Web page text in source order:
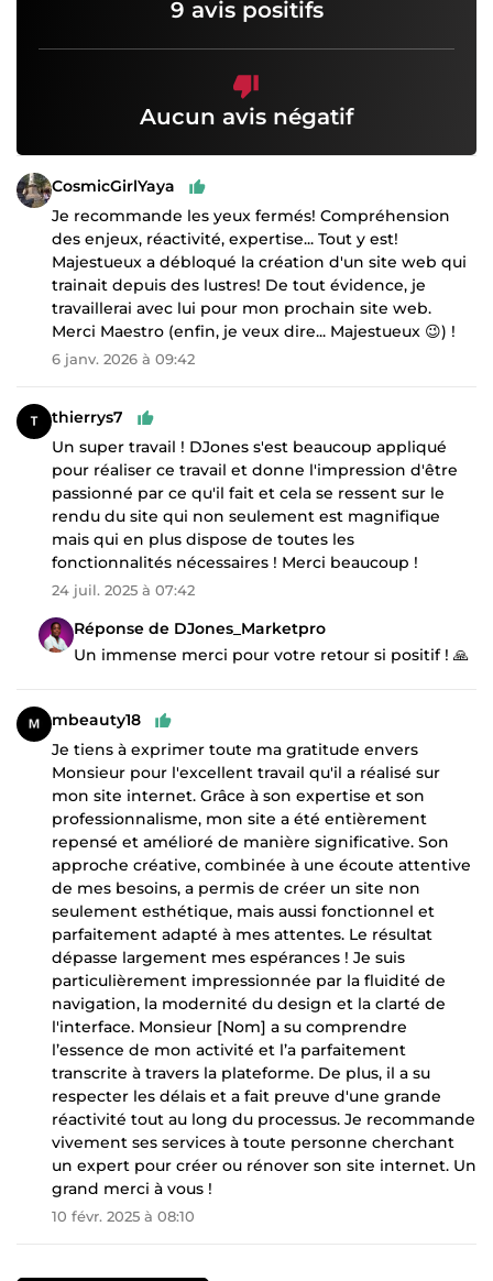
9 avis positifs
Aucun avis négatif
CosmicGirlYaya
Je recommande les yeux fermés! Compréhension
des enjeux, réactivité, expertise... Tout y est!
Majestueux a débloqué la création d'un site web qui
trainait depuis des lustres! De tout évidence, je
travaillerai avec lui pour mon prochain site web.
Merci Maestro (enfin, je veux dire... Majestueux 😉) !
6 janv. 2026 à 09:42
thierrys7
Un super travail ! DJones s'est beaucoup appliqué
pour réaliser ce travail et donne l'impression d'être
passionné par ce qu'il fait et cela se ressent sur le
rendu du site qui non seulement est magnifique
mais qui en plus dispose de toutes les
fonctionnalités nécessaires ! Merci beaucoup !
24 juil. 2025 à 07:42
Réponse de DJones_Marketpro
Un immense merci pour votre retour si positif ! 🙏
mbeauty18
Je tiens à exprimer toute ma gratitude envers
Monsieur pour l'excellent travail qu'il a réalisé sur
mon site internet. Grâce à son expertise et son
professionnalisme, mon site a été entièrement
repensé et amélioré de manière significative. Son
approche créative, combinée à une écoute attentive
de mes besoins, a permis de créer un site non
seulement esthétique, mais aussi fonctionnel et
parfaitement adapté à mes attentes. Le résultat
dépasse largement mes espérances ! Je suis
particulièrement impressionnée par la fluidité de
navigation, la modernité du design et la clarté de
l'interface. Monsieur [Nom] a su comprendre
l’essence de mon activité et l’a parfaitement
transcrite à travers la plateforme. De plus, il a su
respecter les délais et a fait preuve d'une grande
réactivité tout au long du processus. Je recommande
vivement ses services à toute personne cherchant
un expert pour créer ou rénover son site internet. Un
grand merci à vous !
10 févr. 2025 à 08:10